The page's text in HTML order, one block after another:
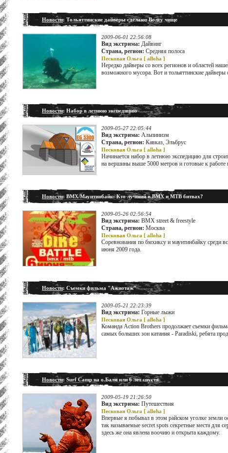
Новости: Тольяттинские дайверы сделают Волгу чище
2009-06-01 22:56:08
Вид экстрима: Дайвинг
Страна, регион: Средняя полоса
Песковая Ольга [ alloha ]
Нередко дайверы со всех регионов и областей
возможного мусора. Вот и тольяттинские дайверы
Новости: Набор в летнюю экспедицию
2009-05-27 22:05:44
Вид экстрима: Альпинизм
Страна, регион: Кавказ, Эльбрус
Песковая Ольга [ alloha ]
Начинается набор в летнюю экспедицию для
на вершины выше 5000 метров и готовые к работе
Новости: BMX/Маунтинбайк: Кто лучший в BMX и MTB битвах?
2009-05-26 02:56:54
Вид экстрима: BMX street & freestyle
Страна, регион: Москва
Песковая Ольга [ alloha ]
Соревнования по бмхиксу и маунтинбайку среди
июня 2009 года.
Новости: Съемки фильма "Ажиотаж"
2009-05-21 22:23:39
Вид экстрима: Горные лыжи
Песковая Ольга [ alloha ]
Команда Action Brothers продолжает съемки
самых больших зон катания - Paradiski, ребята
Новости: Surf Camp на о.Бали или 6 лет спустя
2009-05-19 21:26:50
Вид экстрима: Путешествия
Песковая Ольга [ alloha ]
Впервые я побывал в этом райском уголке земли
так называемые secret spots секретные места для
здесь же она явлена воочию и открыта каждому.